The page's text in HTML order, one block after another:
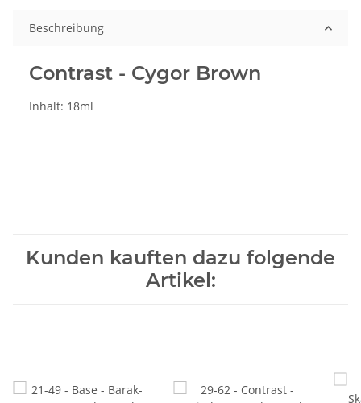
Beschreibung
Contrast - Cygor Brown
Inhalt: 18ml
Kunden kauften dazu folgende
Artikel: